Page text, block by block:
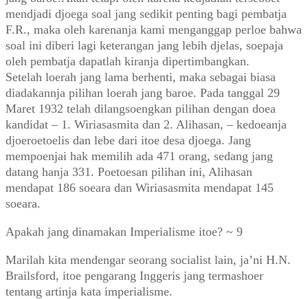
mendjadi djoega soal jang sedikit penting bagi pembatja
F.R., maka oleh karenanja kami menganggap perloe bahwa
soal ini diberi lagi keterangan jang lebih djelas, soepaja
oleh pembatja dapatlah kiranja dipertimbangkan.
Setelah loerah jang lama berhenti, maka sebagai biasa
diadakannja pilihan loerah jang baroe. Pada tanggal 29
Maret 1932 telah dilangsoengkan pilihan dengan doea
kandidat – 1. Wiriasasmita dan 2. Alihasan, – kedoeanja
djoeroetoelis dan lebe dari itoe desa djoega. Jang
mempoenjai hak memilih ada 471 orang, sedang jang
datang hanja 331. Poetoesan pilihan ini, Alihasan
mendapat 186 soeara dan Wiriasasmita mendapat 145
soeara.
Apakah jang dinamakan Imperialisme itoe? ~ 9
Marilah kita mendengar seorang socialist lain, ja’ni H.N.
Brailsford, itoe pengarang Inggeris jang termashoer
tentang artinja kata imperialisme.